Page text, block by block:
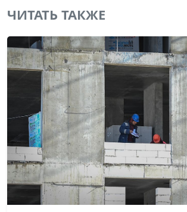
ЧИТАТЬ ТАКЖЕ